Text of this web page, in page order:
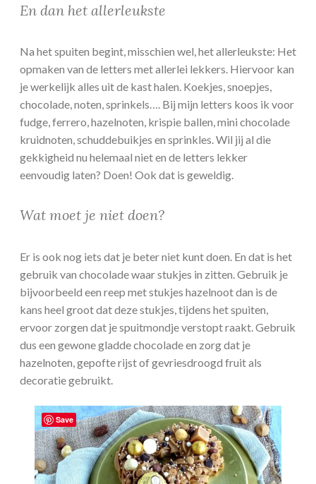
En dan het allerleukste
Na het spuiten begint, misschien wel, het allerleukste: Het
opmaken van de letters met allerlei lekkers. Hiervoor kan
je werkelijk alles uit de kast halen. Koekjes, snoepjes,
chocolade, noten, sprinkels…. Bij mijn letters koos ik voor
fudge, ferrero, hazelnoten, krispie ballen, mini chocolade
kruidnoten, schuddebuikjes en sprinkles. Wil jij al die
gekkigheid nu helemaal niet en de letters lekker
eenvoudig laten? Doen! Ook dat is geweldig.
Wat moet je niet doen?
Er is ook nog iets dat je beter niet kunt doen. En dat is het
gebruik van chocolade waar stukjes in zitten. Gebruik je
bijvoorbeeld een reep met stukjes hazelnoot dan is de
kans heel groot dat deze stukjes, tijdens het spuiten,
ervoor zorgen dat je spuitmondje verstopt raakt. Gebruik
dus een gewone gladde chocolade en zorg dat je
hazelnoten, gepofte rijst of gevriesdroogd fruit als
decoratie gebruikt.
Save